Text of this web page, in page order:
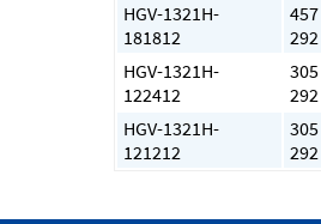
HGV-1321H-
181812
292
HGV-1321H-
122412
292
HGV-1321H-
121212
292